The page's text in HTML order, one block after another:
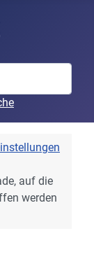
auf die
werden